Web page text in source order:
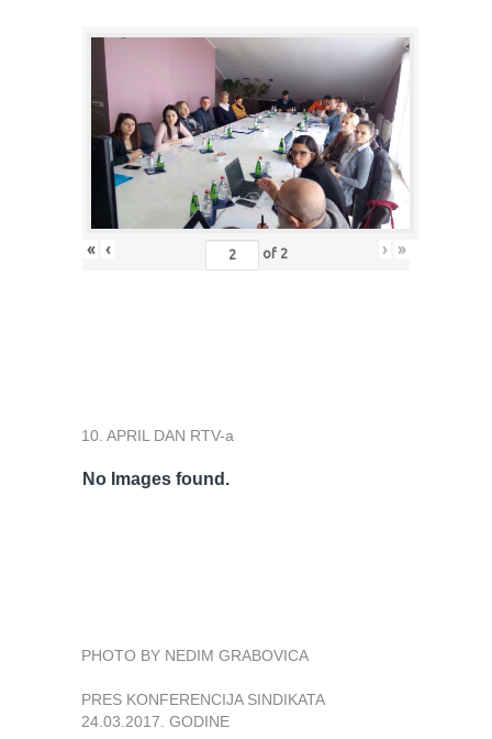
« ‹ of 2 › »
10. APRIL DAN RTV-a
No Images found.
PHOTO BY NEDIM GRABOVICA
PRES KONFERENCIJA SINDIKATA
24.03.2017. GODINE